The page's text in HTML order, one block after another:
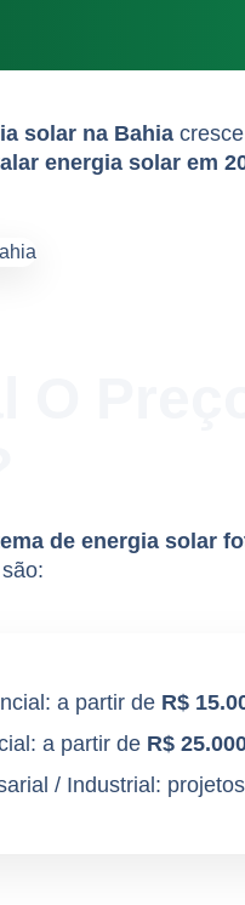
solar na Bahia
energia solar em
de energia solar
a partir de R$
a partir de R$
/ Industrial: